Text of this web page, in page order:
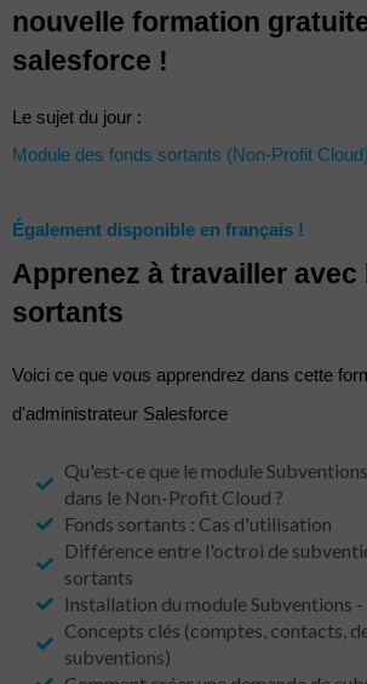
nouvelle formation
salesforce !
Le sujet du jour :
Module des fonds sortants (Non-Profit Cloud)
Également disponible en français !
Apprenez à travailler avec
sortants
Voici ce que vous apprendrez dans cette
d'administrateur Salesforce
Qu'est-ce que le module
dans le Non-Profit Cloud ?
Fonds sortants : Cas d'utilisation
Différence entre l'octroi de
sortants
Installation du module Subventions
Concepts clés (comptes, contacts,
subventions)